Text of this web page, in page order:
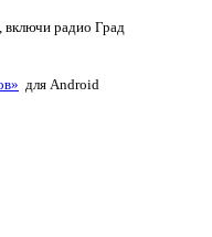
радио Град
для Android